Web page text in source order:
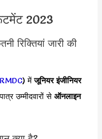
2023
रिक्तियां जारी की
) मेंजूनियर इंजीनियर
उम्मीदवारों से ऑनलाइन